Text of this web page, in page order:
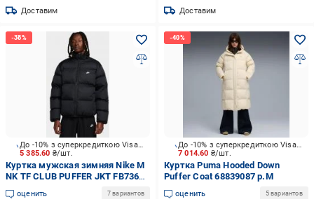
Доставим Доставим
5 385.60 ₴/шт.
До -10% з суперкредиткою Visa Вигода
Куртка мужская зимняя Nike M
NK TF CLUB PUFFER JKT FB7368-
010 р.XL черная
оценить 7 вариантов
7 014.60 ₴/шт.
До -10% з суперкредиткою Visa Вигода
Куртка Puma Hooded Down
Puffer Coat 68839087 р.M
оценить 5 вариантов